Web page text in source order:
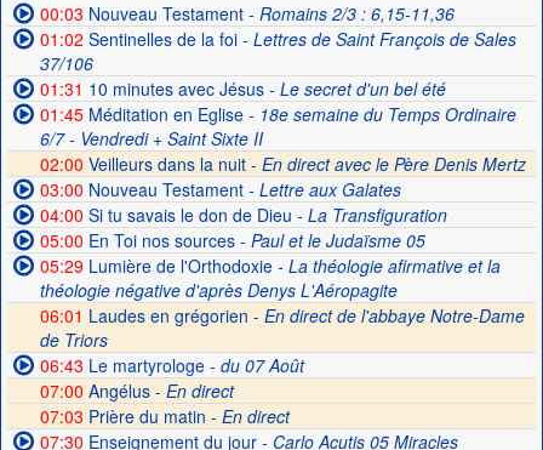
00:03 Nouveau Testament- Romains 2/3 : 6,15-11,36
01:02 Sentinelles de la foi- Lettres de Saint François de Sales
37/106
01:31 10 minutes avec Jésus- Le secret d'un bel été
01:45Méditation en Eglise- 18e semaine du Temps Ordinaire
6/7 - Vendredi + Saint Sixte II
02:00 Veilleurs dans la nuit - En direct avec le Père Denis Mertz
03:00 Nouveau Testament- Lettre aux Galates
04:00 Si tu savais le don de Dieu - La Transfiguration
05:00 En Toi nos sources- Paul et le Judaïsme 05
05:29Lumière de l'Orthodoxie- La théologie afirmative et la
théologie négative d'après Denys L'Aéropagite
06:01 Laudes en grégorien - En direct de l'abbaye Notre-Dame
de Triors
06:43 Le martyrologe- du 07 Août
07:00 Angélus - En direct
07:03 Prière du matin - En direct
07:30 Enseignement du jour- Carlo Acutis 05 Miracles